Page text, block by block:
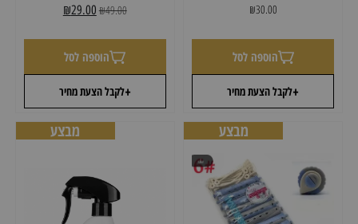
₪30.00
+לקבל הצעת מחיר
הוספה לסל
₪49.00
₪29.00
+לקבל הצעת מחיר
הוספה לסל
מבצע מבצע